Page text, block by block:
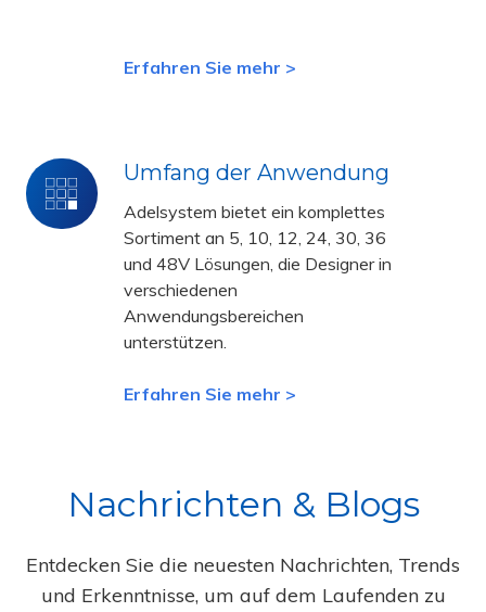
Erfahren Sie mehr >
Umfang der Anwendung
Adelsystem bietet ein komplettes
Sortiment an 5, 10, 12, 24, 30, 36
und 48V Lösungen, die Designer in
verschiedenen
Anwendungsbereichen
unterstützen.
Erfahren Sie mehr >
Umfang
der
Anwendung
Nachrichten & Blogs
Entdecken Sie die neuesten Nachrichten, Trends
und Erkenntnisse, um auf dem Laufenden zu